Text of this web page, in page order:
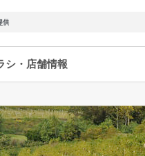
ヤオコーPay
ヤオコー予約＆ギ
シ・店舗情報
栃木県
東京都